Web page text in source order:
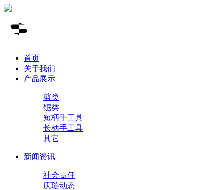
首页
关于我们
产品展示
剪类
锯类
短柄手工具
长柄手工具
其它
新闻资讯
社会责任
庆琏动态